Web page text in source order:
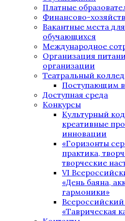
Платные
Финансово-
Вакантные места
обучающихся
Международное
Организация
организации
Театральный
Поступающим
Доступная среда
Конкурсы
Культурный
креативные
инновации
«Горизонты
практика,
творческие
VI
«День баяна,
гармоники»
Всероссийский
«Таврическая